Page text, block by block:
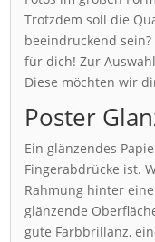
Trotzdem soll die
beeindruckend
für dich! Zur
Diese möchten wir
Poster
Ein glänzendes
Fingerabdrücke ist.
Rahmung hinter
glänzende
gute Farbbrillanz,